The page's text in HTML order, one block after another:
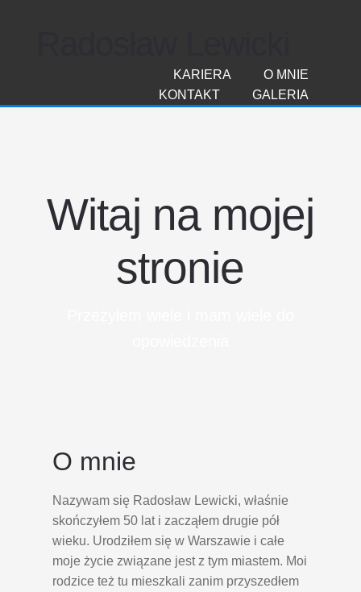
O MNIE
KARIERA
GALERIA
KONTAKT
Witaj na mojej
stronie
O mnie
Nazywam się Radosław Lewicki, właśnie
skończyłem 50 lat i zacząłem drugie pół
wieku. Urodziłem się w Warszawie i całe
moje życie związane jest z tym miastem. Moi
rodzice też tu mieszkali zanim przyszedłem